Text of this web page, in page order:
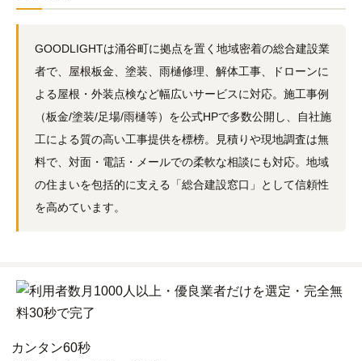
GOODLIGHTは涌谷町に拠点を置く地域密着の総合建設業
者で、屋根板金、塗装、雨樋修理、解体工事、ドローンに
よる屋根・外装点検など幅広いサービスに対応。施工事例
（板金/塗装/足場/雨樋等）を公式HPで多数公開し、自社施
工による質の高い工事提供を標榜。見積りや現地調査は無
料で、対面・電話・メールでの柔軟な相談にも対応。地域
の住まいを包括的に支える「総合建設窓口」として信頼性
を高めています。
カンタン60秒